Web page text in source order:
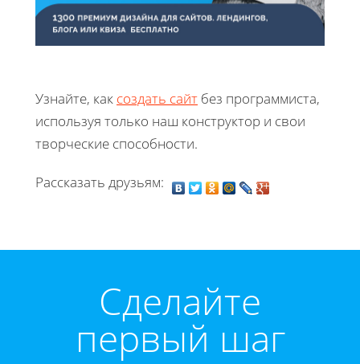
Узнайте, как создать сайт без программиста,
используя только наш конструктор и свои
творческие способности.
Рассказать друзьям:
Cделайте
первый шаг